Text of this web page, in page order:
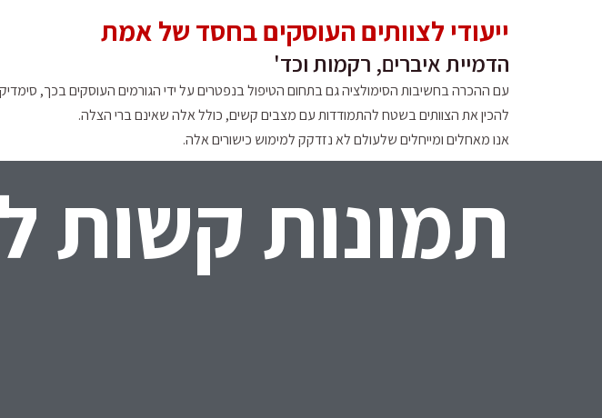
ייעודי לצוותים העוסקים בחסד של אמת
הדמיית איברים, רקמות וכד'
עם ההכרה בחשיבות הסימולציה גם בתחום הטיפול בנפטרים על ידי הגורמים העוסקים בכך,
להכין את הצוותים בשטח להתמודדות עם מצבים קשים, כולל אלה שאינם ברי הצלה.
אנו מאחלים ומייחלים שלעולם לא נזדקק למימוש כישורים אלה.
תמונות קשות